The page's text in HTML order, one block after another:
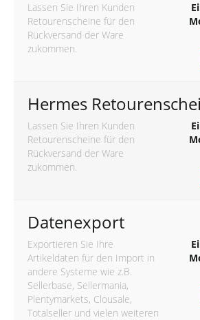
Lassen Sie Ihren Kunden
Retourenscheine für den
Rückversand der Ware
zukommen.
Hermes
Lassen Sie Ihren Kunden
Retourenscheine für den
Rückversand der Ware
zukommen.
Datenexport
Exportieren Sie Ihre
Artikeldaten für den Import in
andere Systeme wie z.B.
Sellerbase, Sellermania,
Plentymarkets, Clousale,
Totalseller und vielen weiteren